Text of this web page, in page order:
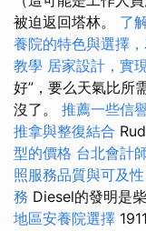
被迫返回塔林。 了
養院的特色與選擇
教學 居家設計，實
好”，要么天氣比所
沒了。 推薦一些信
推拿與整復結合
型的價格 台北會計
照服務品質與可及性
務 Diesel的發明是
地區安養院選擇